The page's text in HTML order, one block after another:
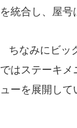
を統合し、屋号
ちなみにビッ
ではステーキメ
ューを展開して